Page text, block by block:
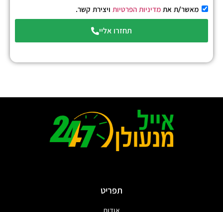
מאשר/ת את מדיניות הפרטיות ויצירת קשר.
תחזרו אליי
תפריט